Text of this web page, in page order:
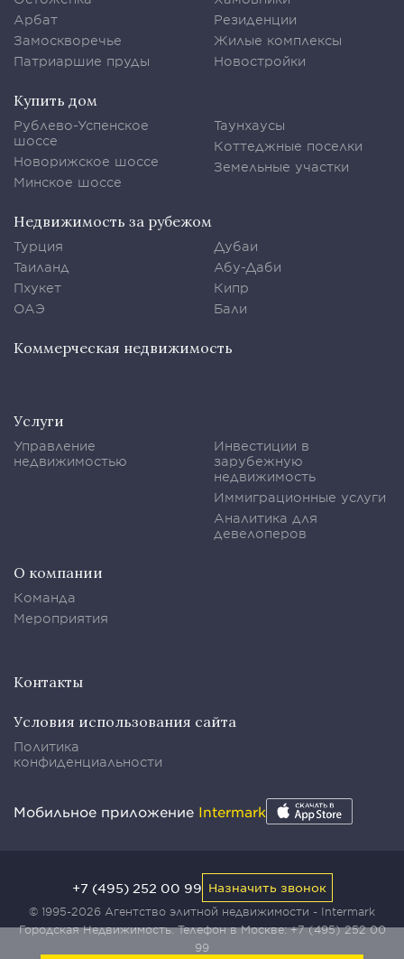
Арбат
Замоскворечье
Патриаршие пруды
Резиденции
Жилые комплексы
Новостройки
Купить дом
Рублево-Успенское
шоссе
Новорижское шоссе
Минское шоссе
Таунхаусы
Коттеджные поселки
Земельные участки
Недвижимость за рубежом
Турция
Таиланд
Пхукет
ОАЭ
Дубаи
Абу-Даби
Кипр
Бали
Коммерческая недвижимость
Услуги
Управление
недвижимостью
Инвестиции в
зарубежную
недвижимость
Иммиграционные услуги
Аналитика для
девелоперов
О компании
Команда
Мероприятия
Контакты
Условия использования сайта
Политика
конфиденциальности
Мобильное приложение Intermark
© 1995-2026 Агентство элитной недвижимости - Intermark
Городская Недвижимость. Телефон в Москве:+7 (495) 252 00
99
+7 (495) 252 00 99 Назначить звонок